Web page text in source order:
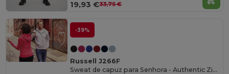
19,93 €33,75 €
-39%
Russell J266F
Sweat de capuz para Senhora - Authentic Zipped Hood